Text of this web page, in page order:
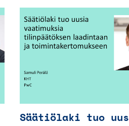
Säätiölaki tuo